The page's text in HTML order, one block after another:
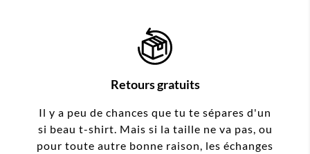
Retours gratuits
Il y a peu de chances que tu te sépares d'un
si beau t-shirt. Mais si la taille ne va pas, ou
pour toute autre bonne raison, les échanges